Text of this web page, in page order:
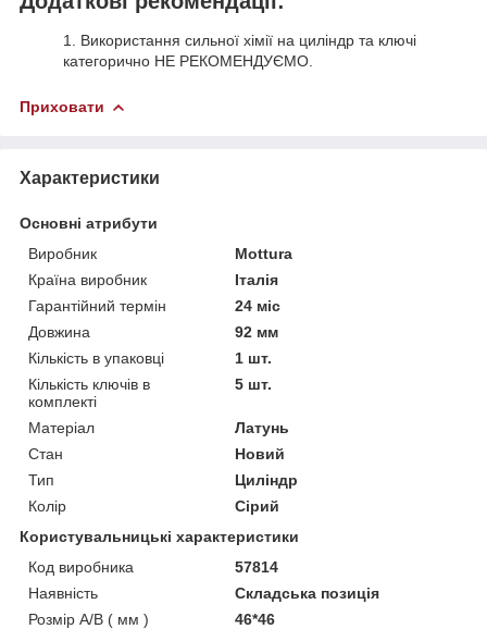
1. Використання сильної хімії на циліндр та ключі
категорично НЕ РЕКОМЕНДУЄМО.
Приховати
Характеристики
Основні атрибути
Виробник
Mottura
Країна виробник
Італія
Гарантійний термін
24 міс
Довжина
92 мм
Кількість в упаковці
1 шт.
Кількість ключів в
комплекті
5 шт.
Матеріал
Латунь
Стан
Новий
Тип
Циліндр
Колір
Сірий
Користувальницькі характеристики
Код виробника
57814
Наявність
Складська позиція
Розмір A/B ( мм )
46*46